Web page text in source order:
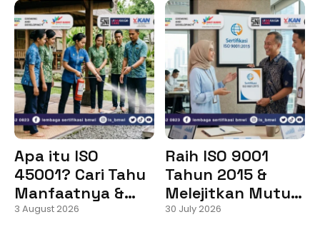
Apa itu ISO
45001? Cari Tahu
Manfaatnya &…
3 August 2026
Raih ISO 9001
Tahun 2015 &
Melejitkan Mutu…
30 July 2026